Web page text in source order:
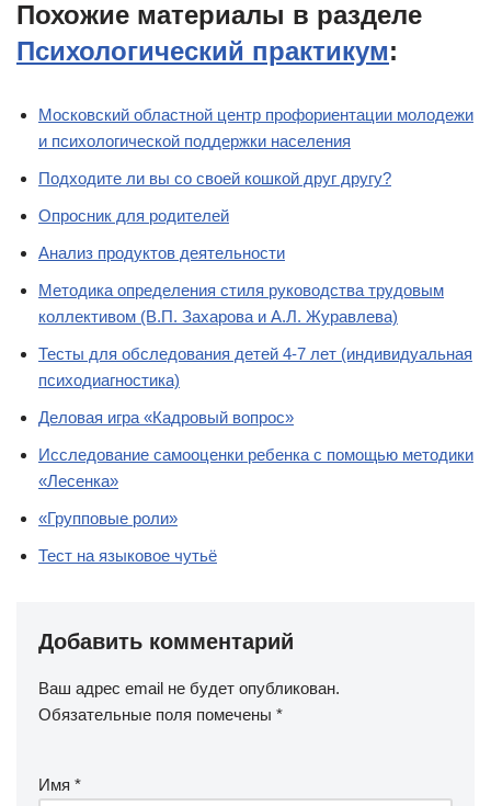
Похожие материалы в разделе
Психологический практикум:
Московский областной центр профориентации молодежи
и психологической поддержки населения
Подходите ли вы со своей кошкой друг другу?
Опросник для родителей
Анализ продуктов деятельности
Методика определения стиля руководства трудовым
коллективом (В.П. Захарова и А.Л. Журавлева)
Тесты для обследования детей 4-7 лет (индивидуальная
психодиагностика)
Деловая игра «Кадровый вопрос»
Исследование самооценки ребенка с помощью методики
«Лесенка»
«Групповые роли»
Тест на языковое чутьё
Добавить комментарий
Ваш адрес email не будет опубликован.
Обязательные поля помечены *
Имя *